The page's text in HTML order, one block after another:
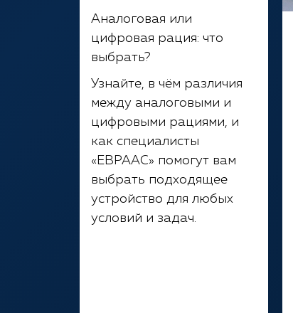
Аналоговая или
цифровая рация: что
выбрать?
Узнайте, в чём различия
между аналоговыми и
цифровыми рациями, и
как специалисты
«ЕВРААС» помогут вам
выбрать подходящее
устройство для любых
условий и задач.